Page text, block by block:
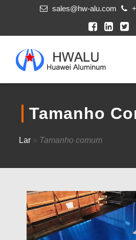
sales@hw-alu.com
Tamanho
Lar » Tamanho comum